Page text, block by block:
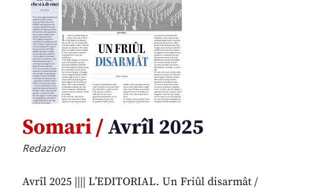
Somari /Avrîl 2025
Redazion
Avrîl 2025 |||| L’EDITORIAL. Un Friûl disarmât /